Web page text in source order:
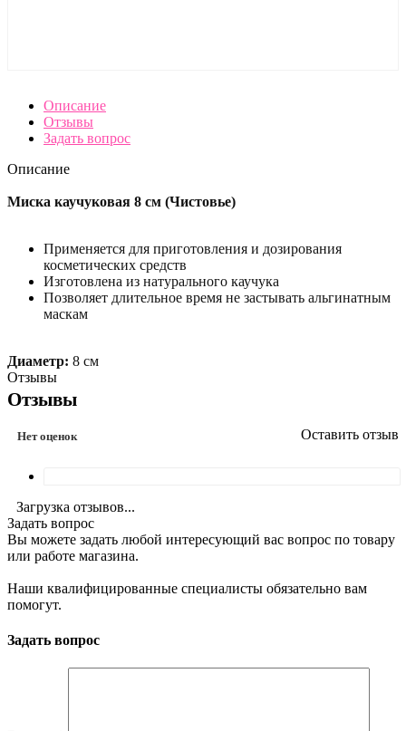
Описание
Отзывы
Задать вопрос
Описание
Миска каучуковая 8 см (Чистовье)
Применяется для приготовления и дозирования
косметических средств
Изготовлена из натурального каучука
Позволяет длительное время не застывать альгинатным
маскам
Диаметр: 8 см
Отзывы
Отзывы
Нет оценок Оставить отзыв
Загрузка отзывов...
Задать вопрос
Вы можете задать любой интересующий вас вопрос по товару
или работе магазина.
Наши квалифицированные специалисты обязательно вам
помогут.
Задать вопрос